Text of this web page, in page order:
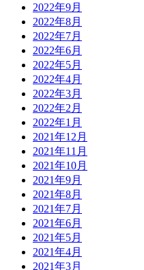
2022年9月
2022年8月
2022年7月
2022年6月
2022年5月
2022年4月
2022年3月
2022年2月
2022年1月
2021年12月
2021年11月
2021年10月
2021年9月
2021年8月
2021年7月
2021年6月
2021年5月
2021年4月
2021年3月